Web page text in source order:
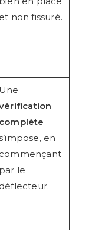
et non fissuré.
Une
complète
en
commençant
par le
déflecteur.